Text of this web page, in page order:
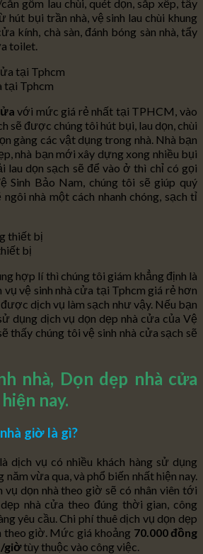
gồm lau chùi, quét dọn, sắp xếp, tẩy
hút bụi trần nhà, vệ sinh lau chùi khung
kính, chà sàn, đánh bóng sàn nhà, tẩy
toilet.
tại Tphcm
với mức giá rẻ nhất tại TPHCM, vào
sẽ được chúng tôi hút bụi, lau dọn, chùi
gàng các vật dụng trong nhà. Nhà bạn
nhà bạn mới xây dựng xong nhiều bụi
lau dọn sạch sẽ để vào ở thì chỉ có gọi
Sinh Bảo Nam, chúng tôi sẽ giúp quý
ngôi nhà một cách nhanh chóng, sạch tỉ
bị
hợp lí thì chúng tôi giám khẳng định là
vụ vệ sinh nhà cửa tại Tphcm giá rẻ hơn
dịch vụ làm sạch như vậy. Nếu bạn
dụng dịch vụ dọn dẹp nhà cửa của Vệ
thấy chúng tôi vệ sinh nhà cửa sạch sẽ
nhà, Dọn dẹp nhà cửa
nay.
giờ là gì?
dịch vụ có nhiều khách hàng sử dụng
năm vừa qua, và phổ biến nhất hiện nay.
vụ dọn nhà theo giờ sẽ có nhân viên tới
nhà cửa theo đúng thời gian, công
yêu cầu. Chi phí thuê dịch vụ dọn dẹp
theo giờ. Mức giá khoảng 70.000 đồng
/giờtùy thuộc vào công việc.